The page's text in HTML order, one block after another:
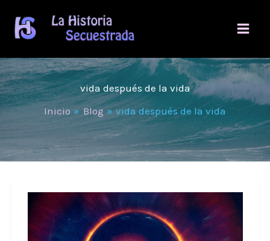
contenido
vida después de la vida
Inicio
Blog vida después de la vida
Casos
extraños
de